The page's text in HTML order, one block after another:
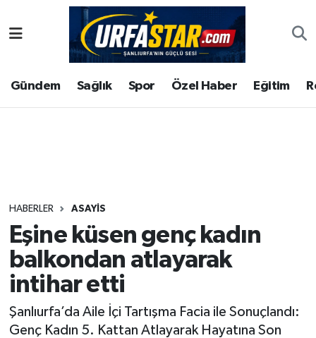
Gündem Sağlık Spor Özel Haber Eğitim
HABERLER ASAYİS
Eşine küsen genç kadın
balkondan atlayarak
intihar etti
Şanlıurfa’da Aile İçi Tartışma Facia ile Sonuçlandı:
Genç Kadın 5. Kattan Atlayarak Hayatına Son
ASAYİS
ÇEVRE
Gündem
Kültür
Magazin
Şanlıurfa Nöbetçi Eczaneler
Şanlıurfa Hava Durumu
Tüm Manşetler
Son Dakika Haberleri
Haber Arşivi